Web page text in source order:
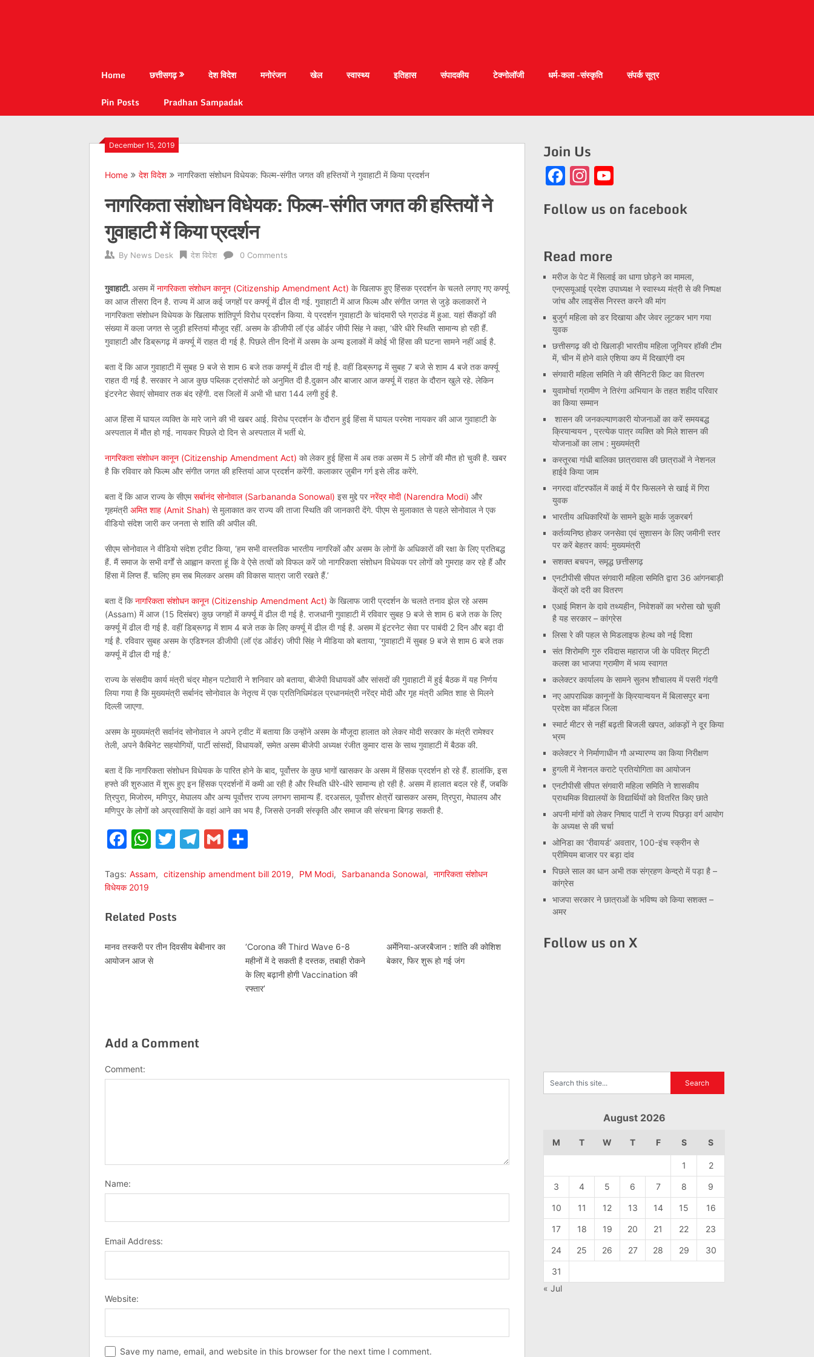
Home छत्तीसगढ़ देश विदेश मनोरंजन खेल स्वास्थ्य इतिहास संपादकीय टेक्नोलॉजी धर्म-कला -संस्कृति
संपर्क सूत्र
Pin Posts
Pradhan Sampadak
December 15, 2019
Home देश विदेश नागरिकता संशोधन विधेयक: फिल्म-संगीत जगत की हस्तियों ने गुवाहाटी में किया प्रदर्शन
नागरिकता संशोधन विधेयक: फिल्म-संगीत जगत की हस्तियों ने
गुवाहाटी में किया प्रदर्शन
By News Desk देश विदेश 0 Comments
गुवाहाटी. असम मेंनागरिकता संशोधन कानून (Citizenship Amendment Act) के खिलाफ हुए हिंसक प्रदर्शन के चलते लगाए गए कर्फ्यू
का आज तीसरा दिन है. राज्य में आज कई जगहों पर कर्फ्यू में ढील दी गई. गुवाहाटी में आज फिल्म और संगीत जगत से जुड़े कलाकारों ने
नागरिकता संशोधन विधेयक के खिलाफ शांतिपूर्ण विरोध प्रदर्शन किया. ये प्रदर्शन गुवाहाटी के चांदमारी प्ले ग्राउंड में हुआ. यहां सैंकड़ों की
संख्या में कला जगत से जुड़ी हस्तियां मौजूद रहीं. असम के डीजीपी लॉ एंड ऑर्डर जीपी सिंह ने कहा, ‘धीरे धीरे स्थिति सामान्य हो रही हैं.
गुवाहाटी और डिब्रूगढ़ में कर्फ्यू में राहत दी गई है. पिछले तीन दिनों में असम के अन्य इलाकों में कोई भी हिंसा की घटना सामने नहीं आई है.
बता दें कि आज गुवाहाटी में सुबह 9 बजे से शाम 6 बजे तक कर्फ्यू में ढील दी गई है. वहीं डिब्रूगढ़ में सुबह 7 बजे से शाम 4 बजे तक कर्फ्यू
राहत दी गई है. सरकार ने आज कुछ पब्लिक ट्रांसपोर्ट को अनुमित दी है.दुकान और बाजार आज कर्फ्यू में राहत के दौरान खुले रहे. लेकिन
इंटरनेट सेवाएं सोमवार तक बंद रहेंगी. दस जिलों में अभी भी धारा 144 लगी हुई है.
आज हिंसा में घायल व्यक्ति के मारे जाने की भी खबर आई. विरोध प्रदर्शन के दौरान हुई हिंसा में घायल परमेश नायकर की आज गुवाहाटी के
अस्पताल में मौत हो गई. नायकर पिछले दो दिन से अस्पताल में भर्ती थे.
नागरिकता संशोधन कानून (Citizenship Amendment Act) को लेकर हुई हिंसा में अब तक असम में 5 लोगों की मौत हो चुकी है. खबर
है कि रविवार को फिल्म और संगीत जगत की हस्तियां आज प्रदर्शन करेंगी. कलाकार ज़ुबीन गर्ग इसे लीड करेंगे.
बता दें कि आज राज्य के सीएमसर्बानंद सोनोवाल (Sarbananda Sonowal) इस मुद्दे पर नरेंद्र मोदी (Narendra Modi) और
गृहमंत्रीअमित शाह (Amit Shah) से मुलाकात कर राज्य की ताजा स्थिति की जानकारी देंगे. पीएम से मुलाकात से पहले सोनोवाल ने एक
वीडियो संदेश जारी कर जनता से शांति की अपील की.
सीएम सोनोवाल ने वीडियो संदेश ट्वीट किया, ‘हम सभी वास्तविक भारतीय नागरिकों और असम के लोगों के अधिकारों की रक्षा के लिए प्रतिबद्ध
हैं. मैं समाज के सभी वर्गों से आह्वान करता हूं कि वे ऐसे तत्वों को विफल करें जो नागरिकता संशोधन विधेयक पर लोगों को गुमराह कर रहे हैं और
हिंसा में लिप्त हैं. चलिए हम सब मिलकर असम की विकास यात्रा जारी रखते हैं.’
बता दें किनागरिकता संशोधन कानून (Citizenship Amendment Act) के खिलाफ जारी प्रदर्शन के चलते तनाव झेल रहे असम
(Assam) में आज (15 दिसंबर) कुछ जगहों में कर्फ्यू में ढील दी गई है. राजधानी गुवाहाटी में रविवार सुबह 9 बजे से शाम 6 बजे तक के लिए
कर्फ्यू में ढील दी गई है. वहीं डिब्रूगढ़ में शाम 4 बजे तक के लिए कर्फ्यू में ढील दी गई है. असम में इंटरनेट सेवा पर पाबंदी 2 दिन और बढ़ा दी
गई है. रविवार सुबह असम के एडिश्नल डीजीपी (लॉ एंड ऑर्डर) जीपी सिंह ने मीडिया को बताया, ‘गुवाहाटी में सुबह 9 बजे से शाम 6 बजे तक
कर्फ्यू में ढील दी गई है.’
राज्य के संसदीय कार्य मंत्री चंद्र मोहन पटोवारी ने शनिवार को बताया, बीजेपी विधायकों और सांसदों की गुवाहाटी में हुई बैठक में यह निर्णय
लिया गया है कि मुख्यमंत्री सर्बानंद सोनोवाल के नेतृत्व में एक प्रतिनिधिमंडल प्रधानमंत्री नरेंद्र मोदी और गृह मंत्री अमित शाह से मिलने
दिल्ली जाएगा.
असम के मुख्यमंत्री सर्वानंद सोनोवाल ने अपने ट्वीट में बताया कि उन्होंने असम के मौजूदा हालात को लेकर मोदी सरकार के मंत्री रामेश्वर
तेली, अपने कैबिनेट सहयोगियों, पार्टी सांसदों, विधायकों, समेत असम बीजेपी अध्यक्ष रंजीत कुमार दास के साथ गुवाहाटी में बैठक की.
बता दें कि नागरिकता संशोधन विधेयक के पारित होने के बाद, पूर्वोत्तर के कुछ भागों खासकर के असम में हिंसक प्रदर्शन हो रहे हैं. हालांकि, इस
हफ्ते की शुरुआत में शुरू हुए इन हिंसक प्रदर्शनों में कमी आ रही है और स्थिति धीरे-धीरे सामान्य हो रही है. असम में हालात बदल रहे हैं, जबकि
त्रिपुरा, मिजोरम, मणिपुर, मेघालय और अन्य पूर्वोत्तर राज्य लगभग सामान्य हैं. दरअसल, पूर्वोत्तर क्षेत्रों खासकर असम, त्रिपुरा, मेघालय और
मणिपुर के लोगों को अप्रवासियों के वहां आने का भय है, जिससे उनकी संस्कृति और समाज की संरचना बिगड़ सकती है.
Facebook
WhatsApp
Twitter
Telegram
Gmail
Tags: Assam, citizenship amendment bill 2019, PM Modi, Sarbananda Sonowal, नागरिकता संशोधन
विधेयक 2019
Related Posts
मानव तस्करी पर तीन दिवसीय बेबीनार का
आयोजन आज से
‘Corona की Third Wave 6-8
महीनों में दे सकती है दस्तक, तबाही रोकने
के लिए बढ़ानी होगी Vaccination की
रफ्तार’
अर्मेनिया-अजरबैजान : शांति की कोशिश
बेकार, फिर शुरू हो गई जंग
Add a Comment
Comment:
Name:
Email Address:
Website:
Save my name, email, and website in this browser for the next time I comment.
Join Us
Facebook
Instagram
Follow us on facebook
Read more
मरीज के पेट में सिलाई का धागा छोड़ने का मामला,
एनएसयूआई प्रदेश उपाध्यक्ष ने स्वास्थ्य मंत्री से की निष्पक्ष
जांच और लाइसेंस निरस्त करने की मांग
बुजुर्ग महिला को डर दिखाया और जेवर लूटकर भाग गया
युवक
छत्तीसगढ़ की दो खिलाड़ी भारतीय महिला जूनियर हॉकी टीम
में, चीन में होने वाले एशिया कप में दिखाएंगी दम
संगवारी महिला समिति ने की सैनिटरी किट का वितरण
युवामोर्चा ग्रामीण ने तिरंगा अभियान के तहत शहीद परिवार
का किया सम्मान
शासन की जनकल्याणकारी योजनाओं का करें समयबद्ध
क्रियान्वयन , प्रत्येक पात्र व्यक्ति को मिले शासन की
योजनाओं का लाभ : मुख्यमंत्री
कस्तूरबा गांधी बालिका छात्रावास की छात्राओं ने नेशनल
हाईवे किया जाम
नगरदा वॉटरफॉल में काई में पैर फिसलने से खाई में गिरा
युवक
भारतीय अधिकारियों के सामने झुके मार्क जुकरबर्ग
कर्तव्यनिष्ठ होकर जनसेवा एवं सुशासन के लिए जमीनी स्तर
पर करें बेहतर कार्य: मुख्यमंत्री
सशक्त बचपन, समृद्ध छत्तीसगढ़
एनटीपीसी सीपत संगवारी महिला समिति द्वारा 36 आंगनबाड़ी
केंद्रों को दरी का वितरण
एआई मिशन के दावे तथ्यहीन, निवेशकों का भरोसा खो चुकी
है यह सरकार – कांग्रेस
लिसा रे की पहल से मिडलाइफ हेल्थ को नई दिशा
संत शिरोमणि गुरु रविदास महाराज जी के पवित्र मिट्टी
कलश का भाजपा ग्रामीण में भव्य स्वागत
कलेक्टर कार्यालय के सामने सुलभ शौचालय में पसरी गंदगी
नए आपराधिक कानूनों के क्रियान्वयन में बिलासपुर बना
प्रदेश का मॉडल जिला
स्मार्ट मीटर से नहीं बढ़ती बिजली खपत, आंकड़ों ने दूर किया
भ्रम
कलेक्टर ने निर्माणाधीन गौ अभ्यारण्य का किया निरीक्षण
हुगली में नेशनल कराटे प्रतियोगिता का आयोजन
एनटीपीसी सीपत संगवारी महिला समिति ने शासकीय
प्राथमिक विद्यालयों के विद्यार्थियों को वितरित किए छाते
अपनी मांगों को लेकर निषाद पार्टी ने राज्य पिछड़ा वर्ग आयोग
के अध्यक्ष से की चर्चा
ओनिडा का ‘रीवायर्ड’ अवतार, 100-इंच स्क्रीन से
प्रीमियम बाजार पर बड़ा दांव
पिछले साल का धान अभी तक संग्रहण केन्द्रो में पड़ा है –
कांग्रेस
भाजपा सरकार ने छात्राओं के भविष्य को किया सशक्त –
अमर
Follow us on X
August 2026
M T W T F S S
1 2
3 4 5 6 7 8 9
10 11 12 13 14 15 16
17 18 19 20 21 22 23
24 25 26 27 28 29 30
31
« Jul